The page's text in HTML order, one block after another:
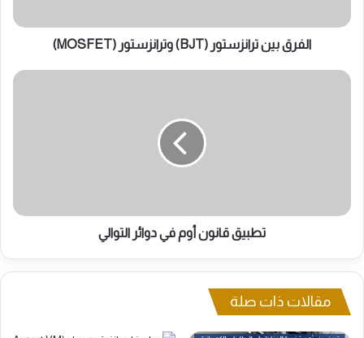
الفرق بين ترانزستور (BJT) وترانزستور (MOSFET)
تطبيق
تطبيق قانون أوم في دوائر التوالي
مقالات ذات صلة